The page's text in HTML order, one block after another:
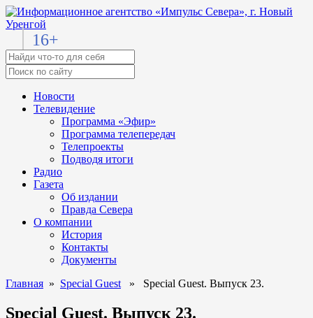
16+
Новости
Телевидение
Программа «Эфир»
Программа телепередач
Телепроекты
Подводя итоги
Радио
Газета
Об издании
Правда Севера
О компании
История
Контакты
Документы
Главная » Special Guest » Special Guest. Выпуск 23.
Special Guest. Выпуск 23.